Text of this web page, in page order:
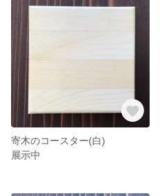
寄木のコースター(白)
展示中